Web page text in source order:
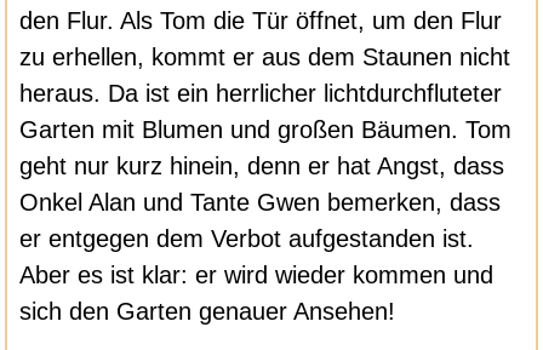
den Flur. Als Tom die Tür öffnet, um den Flur
zu erhellen, kommt er aus dem Staunen nicht
heraus. Da ist ein herrlicher lichtdurchfluteter
Garten mit Blumen und großen Bäumen. Tom
geht nur kurz hinein, denn er hat Angst, dass
Onkel Alan und Tante Gwen bemerken, dass
er entgegen dem Verbot aufgestanden ist.
Aber es ist klar: er wird wieder kommen und
sich den Garten genauer Ansehen!